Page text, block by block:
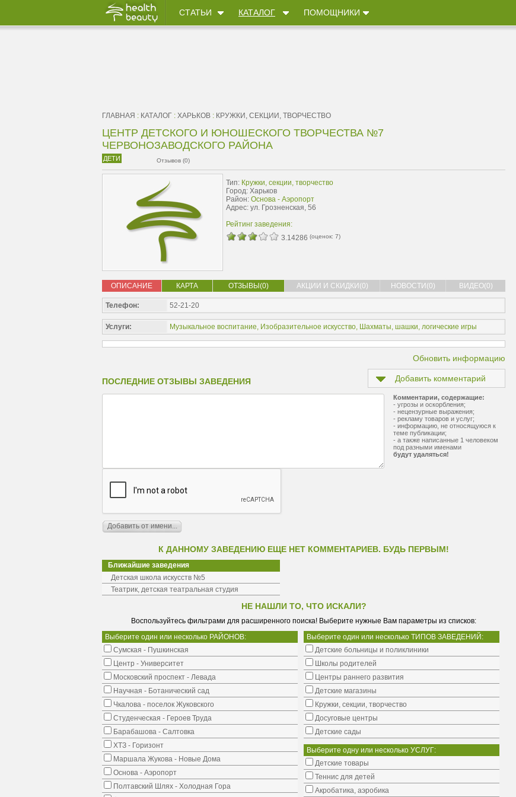
СТАТЬИ КАТАЛОГ ПОМОЩНИКИ
ГЛАВНАЯ : КАТАЛОГ : ХАРЬКОВ : КРУЖКИ, СЕКЦИИ, ТВОРЧЕСТВО
ЦЕНТР ДЕТСКОГО И ЮНОШЕСКОГО ТВОРЧЕСТВА №7
ЧЕРВОНОЗАВОДСКОГО РАЙОНА
ДЕТИ Отзывов (0)
Тип: Кружки, секции, творчество
Город: Харьков
Район: Основа - Аэропорт
Адрес: ул. Грозненская, 56
Рейтинг заведения:
3.14286 (оценок: 7)
ОПИСАНИЕ КАРТА ОТЗЫВЫ(0) АКЦИИ И СКИДКИ(0) НОВОСТИ(0) ВИДЕО(0)
Телефон: 52-21-20
Услуги: Музыкальное воспитание, Изобразительное искусство, Шахматы, шашки, логические игры
Обновить информацию
ПОСЛЕДНИЕ ОТЗЫВЫ ЗАВЕДЕНИЯ Добавить комментарий
Комментарии, содержащие:
- угрозы и оскорбления;
- нецензурные выражения;
- рекламу товаров и услуг;
- информацию, не относящуюся к
теме публикации;
- а также написанные 1 человеком
под разными именами
будут удаляться!
К ДАННОМУ ЗАВЕДЕНИЮ ЕЩЕ НЕТ КОММЕНТАРИЕВ. БУДЬ ПЕРВЫМ!
Ближайшие заведения
Детская школа искусств №5
Театрик, детская театральная студия
НЕ НАШЛИ ТО, ЧТО ИСКАЛИ?
Воспользуйтесь фильтрами для расширенного поиска! Выберите нужные Вам параметры из списков:
Выберите один или несколько РАЙОНОВ:
Сумская - Пушкинская
Центр - Университет
Московский проспект - Левада
Научная - Ботанический сад
Чкалова - поселок Жуковского
Студенческая - Героев Труда
Барабашова - Салтовка
ХТЗ - Горизонт
Маршала Жукова - Новые Дома
Основа - Аэропорт
Полтавский Шлях - Холодная Гора
Выберите один или несколько ТИПОВ ЗАВЕДЕНИЙ:
Детские больницы и поликлиники
Школы родителей
Центры раннего развития
Детские магазины
Кружки, секции, творчество
Досуговые центры
Детские сады
Выберите одну или несколько УСЛУГ:
Детские товары
Теннис для детей
Акробатика, аэробика